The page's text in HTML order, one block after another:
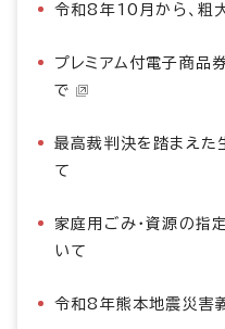
令和8年10月から、粗
プレミアム付電子商品
で
最高裁判決を踏まえた
て
家庭用ごみ・資源の指
いて
令和8年熊本地震災害